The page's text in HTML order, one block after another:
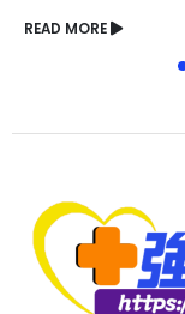
READ MORE